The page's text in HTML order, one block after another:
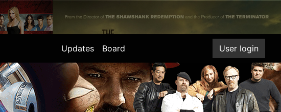
Updates Board User login